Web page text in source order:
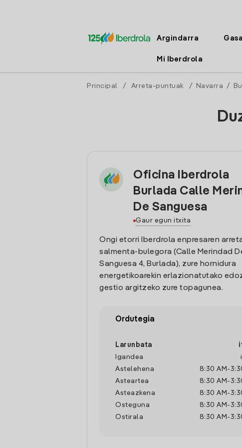
Argindarra Gasa
Mi Iberdrola
Principal / Arreta-puntuak / Navarra /
Oficina Iberdrola
Burlada Calle
De Sanguesa
Gaur egun itxita
Ongi etorri Iberdrola enpresaren
salmenta-bulegora (Calle Merindad
Sanguesa 4, Burlada), zure hornidura
energetikoarekin erlazionatutako
gestio argitzeko zure topagunea.
Ordutegia
Larunbata
Igandea
Astelehena
8:30 AM -
Asteartea
8:30 AM -
Asteazkena
8:30 AM -
Osteguna
8:30 AM -
Ostirala
8:30 AM -